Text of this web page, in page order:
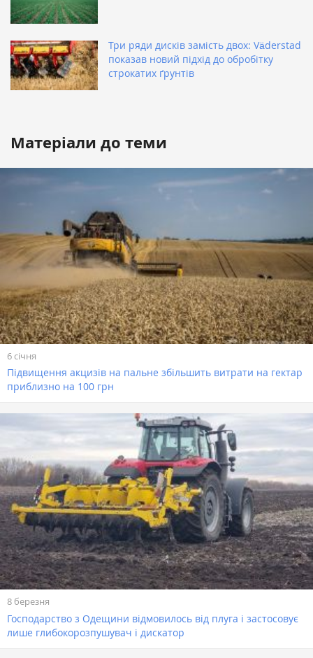
Три ряди дисків замість двох: Väderstad
показав новий підхід до обробітку
строкатих ґрунтів
Матеріали до теми
6 січня
Підвищення акцизів на пальне збільшить витрати на гектар
приблизно на 100 грн
8 березня
Господарство з Одещини відмовилось від плуга і застосовує
лише глибокорозпушувач і дискатор